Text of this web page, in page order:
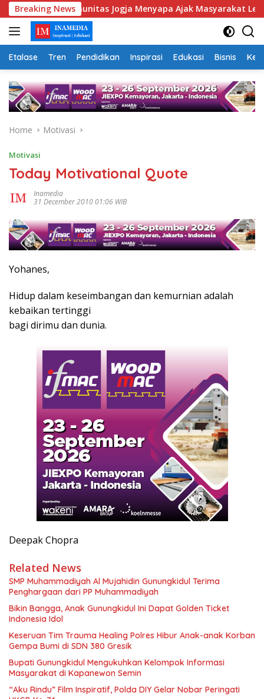
Skip
to
content
Breaking News
Komunitas Jogja Menyapa Ajak Masyarakat Lebih Cerdas
Etalase Tren Pendidikan Inspirasi Edukasi Bisnis
Home Motivasi
Motivasi
Today Motivational Quote
Inamedia
31 December 2010 01:06 WIB
Yohanes,
Hidup dalam keseimbangan dan kemurnian adalah
kebaikan tertinggi
bagi dirimu dan dunia.
Deepak Chopra
Related News
SMP Muhammadiyah Al Mujahidin Gunungkidul Terima
Penghargaan dari PP Muhammadiyah
Bikin Bangga, Anak Gunungkidul Ini Dapat Golden Ticket
Indonesia Idol
Keseruan Tim Trauma Healing Polres Hibur Anak-anak Korban
Gempa Bumi di SDN 380 Gresik
Bupati Gunungkidul Mengukuhkan Kelompok Informasi
Masyarakat di Kapanewon Semin
“Aku Rindu” Film Inspiratif, Polda DIY Gelar Nobar Peringati